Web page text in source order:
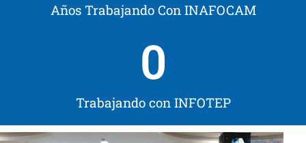
Años Trabajando Con INAFOCAM
Trabajando con INFOTEP
0